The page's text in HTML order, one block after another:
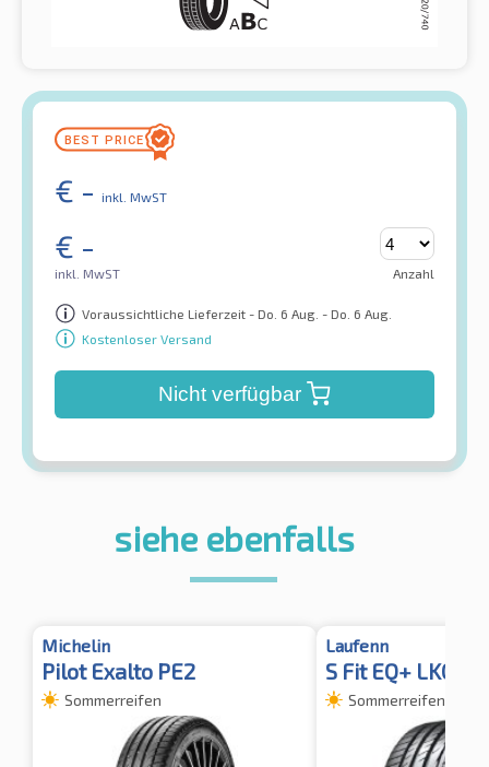
€ - inkl. MwST
€ -
inkl. MwST Anzahl
Voraussichtliche Lieferzeit - Do. 6 Aug. - Do. 6 Aug.
Kostenloser Versand
Nicht verfügbar
siehe ebenfalls
Michelin
Pilot Exalto PE2
Sommerreifen
Laufenn
S Fit EQ+ LK01
Sommerreifen